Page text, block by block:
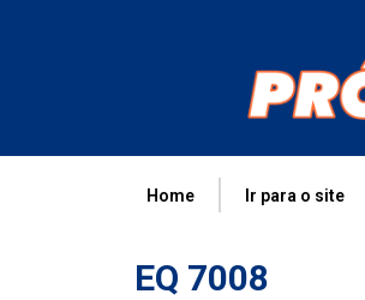
Home Ir para o site
EQ 7008